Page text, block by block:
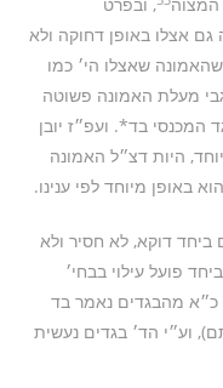
אצלו באופן דחוקה ולא
שאצלו הי׳ כמו
מעלת האמונה פשוטה
בד*. ועפ״ז יובן
היות דצ״ל האמונה
באופן מיוחד לפי ענינו.
ביחד דוקא, לא חסיר ולא
פועל עילוי בבחי׳
כ״א מהבגדים נאמר בד
וע״י הד׳ בגדים נעשית